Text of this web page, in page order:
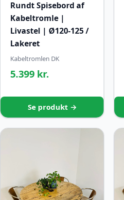
Rundt Spisebord af
Kabeltromle |
Livastel | Ø120-125 /
Lakeret
Kabeltromlen DK
5.399 kr.
Se produkt →